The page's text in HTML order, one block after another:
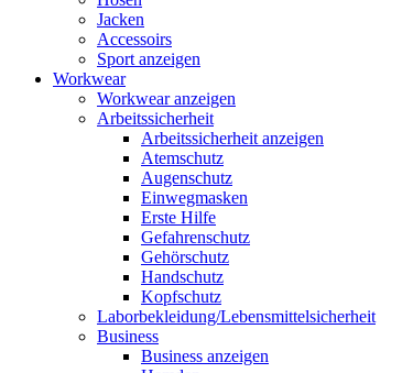
Jacken
Accessoirs
Sport anzeigen
Workwear
Workwear anzeigen
Arbeitssicherheit
Arbeitssicherheit anzeigen
Atemschutz
Augenschutz
Einwegmasken
Erste Hilfe
Gefahrenschutz
Gehörschutz
Handschutz
Kopfschutz
Laborbekleidung/Lebensmittelsicherheit
Business
Business anzeigen